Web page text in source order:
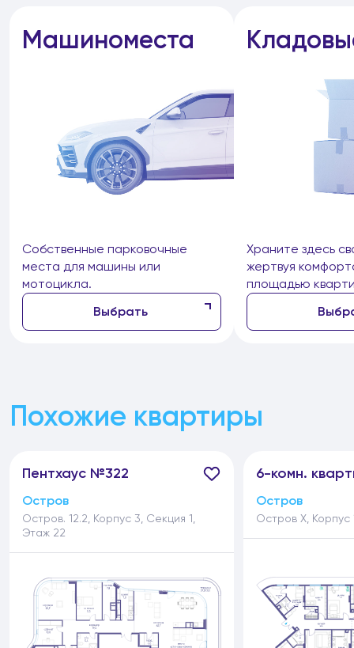
Машиноместа
Собственные парковочные
места для машины или
мотоцикла.
Выбрать
Храните здесь
жертвуя
площадью
Похожие квартиры
Пентхаус №322
Остров
Остров. 12.2, Корпус 3, Секция 1,
Этаж 22
6-комн.
Остров
Остров Х, Корпус